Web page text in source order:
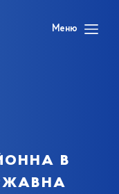
Меню
в